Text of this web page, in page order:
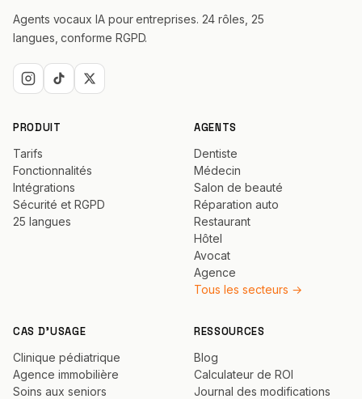
Agents vocaux IA pour entreprises. 24 rôles, 25
langues, conforme RGPD.
PRODUIT
Tarifs
Fonctionnalités
Intégrations
Sécurité et RGPD
25 langues
AGENTS
Dentiste
Médecin
Salon de beauté
Réparation auto
Restaurant
Hôtel
Avocat
Agence
Tous les secteurs →
CAS D'USAGE
Clinique pédiatrique
Agence immobilière
Soins aux seniors
RESSOURCES
Blog
Calculateur de ROI
Journal des modifications